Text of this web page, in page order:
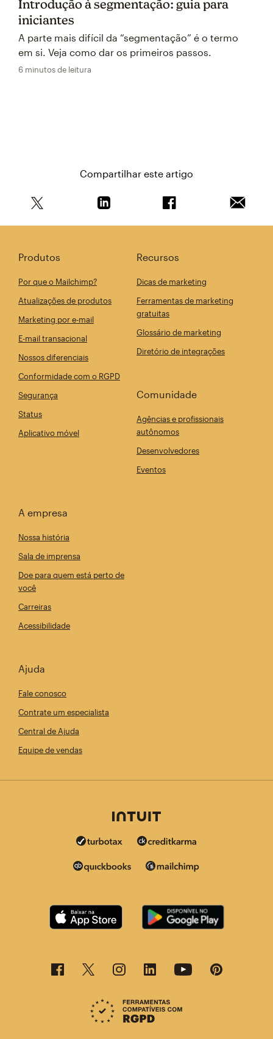
Introdução à segmentação: guia para
iniciantes
A parte mais difícil da “segmentação” é o termo
em si. Veja como dar os primeiros passos.
6 minutos de leitura
Compartilhar este artigo
Produtos
Por que o Mailchimp?
Atualizações de produtos
Marketing por e-mail
E-mail transacional
Nossos diferenciais
Conformidade com o RGPD
Segurança
Status
Aplicativo móvel
Recursos
Dicas de marketing
Ferramentas de marketing
gratuitas
Glossário de marketing
Diretório de integrações
Comunidade
Agências e profissionais
autônomos
Desenvolvedores
Eventos
A empresa
Nossa história
Sala de imprensa
Doe para quem está perto de
você
Carreiras
Acessibilidade
Ajuda
Fale conosco
Contrate um especialista
Central de Ajuda
Equipe de vendas